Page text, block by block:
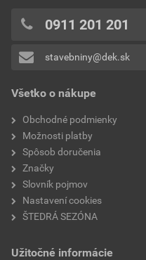
Všetko o nákupe
Obchodné podmienky
Možnosti platby
Spôsob doručenia
Značky
Slovník pojmov
Nastavení cookies
ŠTEDRÁ SEZÓNA
Užitočné informácie
0911 201 201
stavebniny@dek.sk